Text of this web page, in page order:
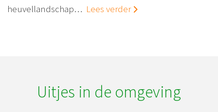
heuvellandschap… Lees verder
Uitjes in de omgeving